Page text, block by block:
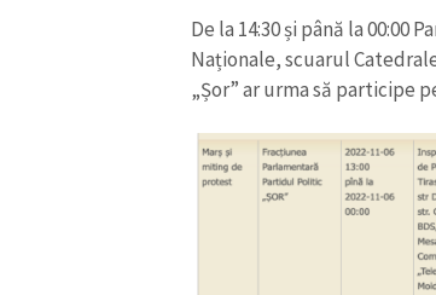
De la 14:30 și până la 00:00
Naționale, scuarul
„Șor” ar urma să participe